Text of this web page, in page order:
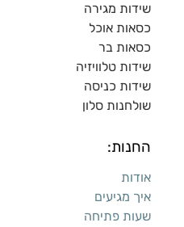
שידות מגירה
כסאות אוכל
כסאות בר
שידות טלוויזיה
שידות כניסה
שולחנות סלון
החנות:
אודות
איך מגיעים
שעות פתיחה